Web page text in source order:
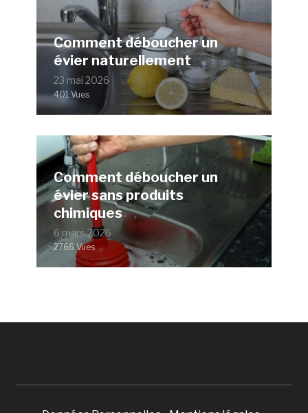
Comment déboucher un
évier naturellement
23 mai 2026
401 Vues
Comment déboucher un
évier sans produits
chimiques
6 mars 2026
2766 Vues